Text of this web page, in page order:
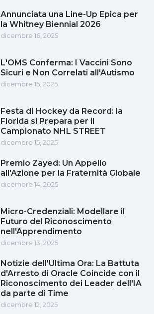
Annunciata una Line-Up Epica per
la Whitney Biennial 2026
dicembre 16, 2025
L'OMS Conferma: I Vaccini Sono
Sicuri e Non Correlati all'Autismo
dicembre 15, 2025
Festa di Hockey da Record: la
Florida si Prepara per il
Campionato NHL STREET
dicembre 15, 2025
Premio Zayed: Un Appello
all'Azione per la Fraternità Globale
dicembre 14, 2025
Micro-Credenziali: Modellare il
Futuro del Riconoscimento
nell'Apprendimento
dicembre 13, 2025
Notizie dell'Ultima Ora: La Battuta
d'Arresto di Oracle Coincide con il
Riconoscimento dei Leader dell'IA
da parte di Time
dicembre 12, 2025